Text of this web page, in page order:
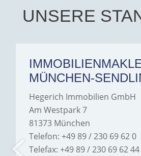
UNSERE
MÜNCHEN-
Hegerich Immobilien GmbH
Am Westpark 7
81373 München
Telefon: +49 89 / 230 69 62 0
Telefax: +49 89 / 230 69 62 44